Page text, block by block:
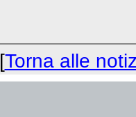
[Torna alle